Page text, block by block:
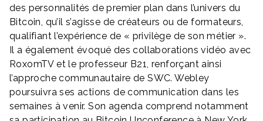
des personnalités de premier plan dans l’univers du
Bitcoin, qu’il s’agisse de créateurs ou de formateurs,
qualifiant l’expérience de « privilège de son métier ».
Il a également évoqué des collaborations vidéo avec
RoxomTV et le professeur B21, renforçant ainsi
l’approche communautaire de SWC. Webley
poursuivra ses actions de communication dans les
semaines à venir. Son agenda comprend notamment